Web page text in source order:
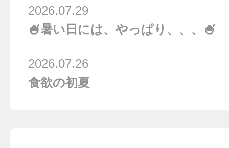
🍧暑い日には、やっぱり、、、🍧
2026.07.29
食欲の初夏
2026.07.26